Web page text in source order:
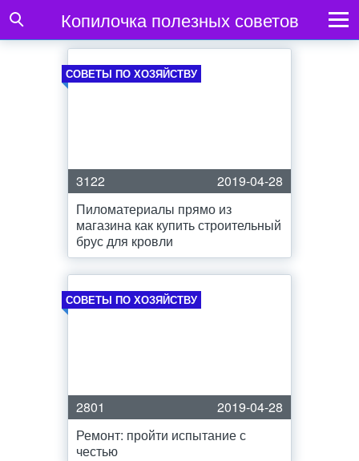
Копилочка полезных советов
СОВЕТЫ ПО ХОЗЯЙСТВУ
3122
2019-04-28
Пиломатериалы прямо из
магазина как купить строительный
брус для кровли
СОВЕТЫ ПО ХОЗЯЙСТВУ
2801
2019-04-28
Ремонт: пройти испытание с
честью